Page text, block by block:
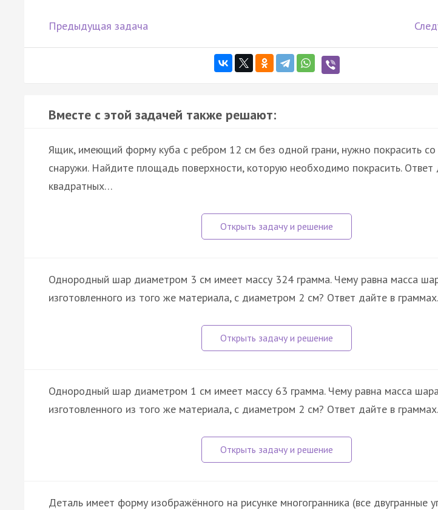
Предыдущая задача
Вместе с этой задачей также решают:
Ящик, имеющий форму куба с ребром 12 см без одной грани, нужно покрасить со
снаружи. Найдите площадь поверхности, которую необходимо покрасить. Ответ
квадратных…
Однородный шар диаметром 3 см имеет массу 324 грамма. Чему равна масса
изготовленного из того же материала, с диаметром 2 см? Ответ дайте в граммах.
Однородный шар диаметром 1 см имеет массу 63 грамма. Чему равна масса
изготовленного из того же материала, с диаметром 2 см? Ответ дайте в граммах.
Деталь имеет форму изображённого на рисунке многогранника (все двугранные